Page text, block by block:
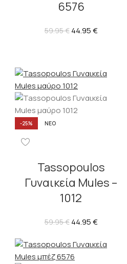
6576
59.95€ 44.95€
-25% ΝΈΟ
Tassopoulos
Γυναικεία Mules –
1012
59.95€ 44.95€